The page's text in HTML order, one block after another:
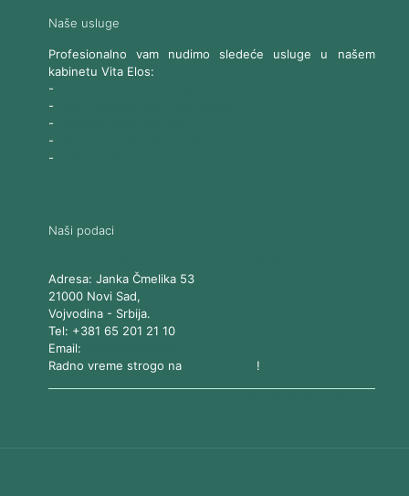
Naše usluge
Profesionalno vam nudimo sledeće usluge u našem
kabinetu Vita Elos:
-
-
-
-
-
Naši podaci
Adresa: Janka Čmelika 53
21000 Novi Sad,
Vojvodina- Srbija.
Tel: +381 65 201 21 10
Email:
Radno vreme strogo na
!